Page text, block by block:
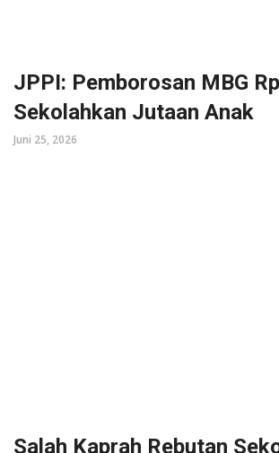
JPPI: Pemborosan MBG
Sekolahkan Jutaan Anak
Juni 25, 2026
Salah Kaprah Rebutan